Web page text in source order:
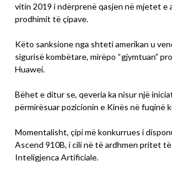
vitin 2019 i ndërprenë qasjen në mjetet e
prodhimit të çipave.
Këto sanksione nga shteti amerikan u
sigurisë kombëtare, mirëpo “gjymtuan”
Huawei.
Bëhet e ditur se, qeveria ka nisur një
përmirësuar pozicionin e Kinës në fuqinë
Momentalisht, çipi më konkurrues i
Ascend 910B, i cili në të ardhmen pritet
Inteligjenca Artificiale.